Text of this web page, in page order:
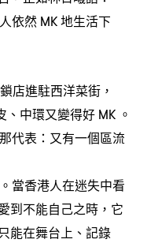
依然 MK地生活下
店進駐西洋菜街 ，
、中環又變得好 MK 。
代表 ： 又有一個區流
當香港人在迷失中看
到不能自己之時 ， 它
能在舞台上、記錄